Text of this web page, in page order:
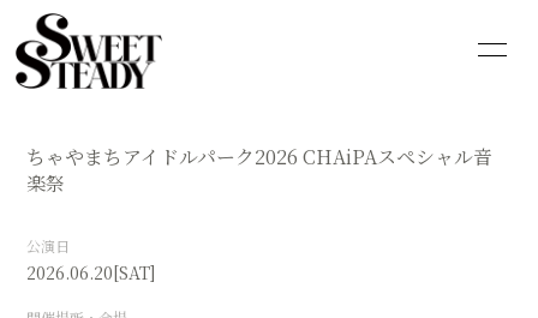
SCHEDULE
GOODS
ちゃやまちアイドルパーク2026 CHAiPAスペシャル音
楽祭
公演日
2026.06.20[SAT]